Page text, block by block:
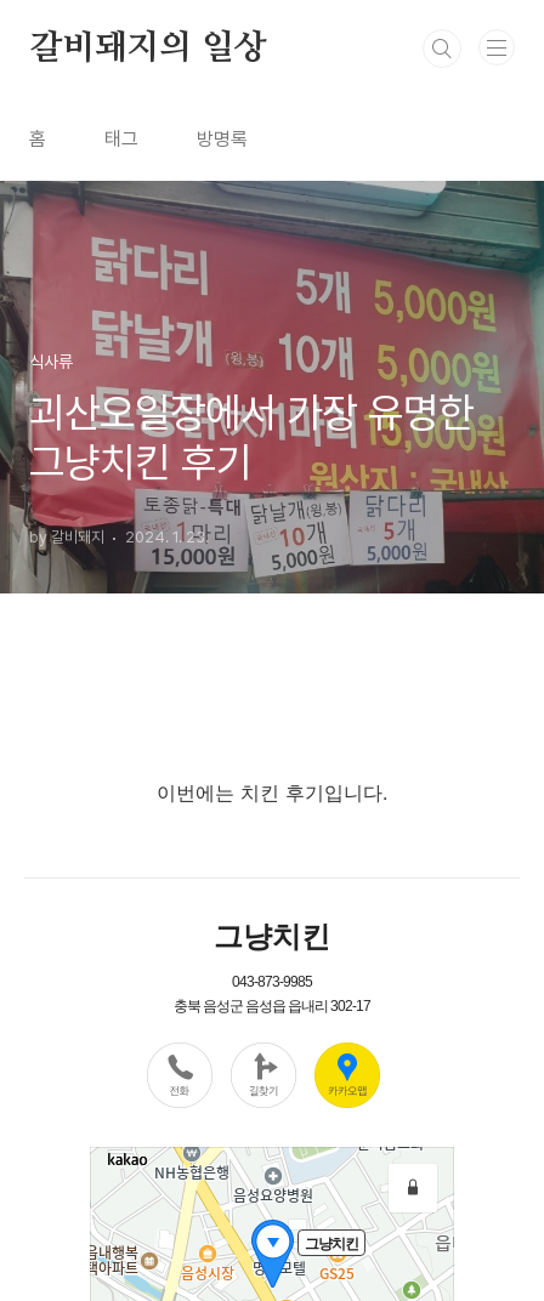
갈비돼지의 일상
홈 태그 방명록
식사류
괴산오일장에서 가장 유명한
그냥치킨 후기
by 갈비돼지 2024. 1. 23.
이번에는 치킨 후기입니다.